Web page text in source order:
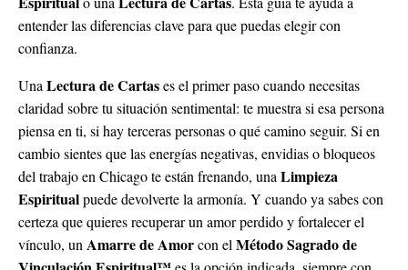
entender las diferencias clave para que puedas elegir con
confianza.
Una Lectura de Cartases el primer paso cuando necesitas
claridad sobre tu situación sentimental: te muestra si esa persona
piensa en ti, si hay terceras personas o qué camino seguir. Si en
cambio sientes que las energías negativas, envidias o bloqueos
del trabajo en Chicago te están frenando, una Limpieza
Espiritualpuede devolverte la armonía. Y cuando ya sabes con
certeza que quieres recuperar un amor perdido y fortalecer el
vínculo, un Amarre de Amorcon el Método Sagrado de